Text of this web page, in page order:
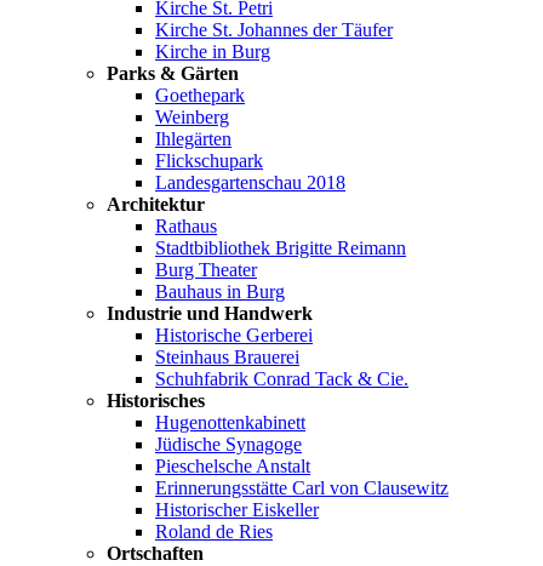
Kirche St. Petri
Kirche St. Johannes der Täufer
Kirche in Burg
Parks & Gärten
Goethepark
Weinberg
Ihlegärten
Flickschupark
Landesgartenschau 2018
Architektur
Rathaus
Stadtbibliothek Brigitte Reimann
Burg Theater
Bauhaus in Burg
Industrie und Handwerk
Historische Gerberei
Steinhaus Brauerei
Schuhfabrik Conrad Tack & Cie.
Historisches
Hugenottenkabinett
Jüdische Synagoge
Pieschelsche Anstalt
Erinnerungsstätte Carl von Clausewitz
Historischer Eiskeller
Roland de Ries
Ortschaften